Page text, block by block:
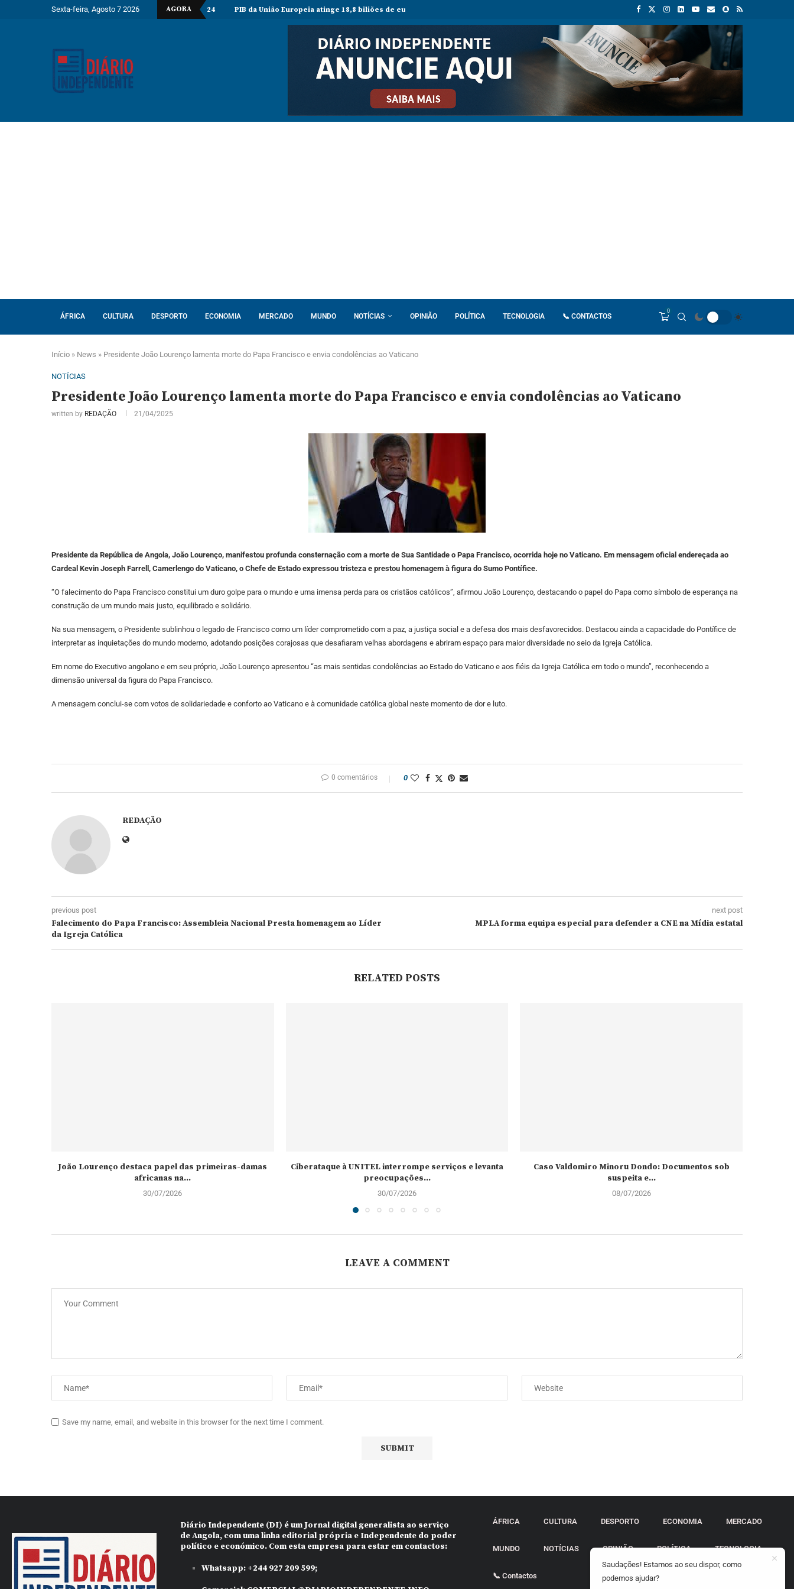
Sexta-feira, Agosto 7 2026 AGORA
perfuração do poço Katambi-2 do bloco 24 PIB da União Europeia atinge 18,8 biliões de euros em 2025 e Alemanha reforça liderança económica Empresas chinesas anunciam investimento de 150
ÁFRICA CULTURA DESPORTO ECONOMIA MERCADO MUNDO NOTÍCIAS OPINIÃO POLÍTICA TECNOLOGIA 📞 CONTACTOS
0
Início » News » Presidente João Lourenço lamenta morte do Papa Francisco e envia condolências ao Vaticano
NOTÍCIAS
Presidente João Lourenço lamenta morte do Papa Francisco e envia condolências ao Vaticano
written by REDAÇÃO 21/04/2025
Presidente da República de Angola, João Lourenço, manifestou profunda consternação com a morte de Sua Santidade o Papa Francisco, ocorrida hoje no Vaticano. Em mensagem oficial endereçada ao
Cardeal Kevin Joseph Farrell, Camerlengo do Vaticano, o Chefe de Estado expressou tristeza e prestou homenagem à figura do Sumo Pontífice.
“O falecimento do Papa Francisco constitui um duro golpe para o mundo e uma imensa perda para os cristãos católicos”, afirmou João Lourenço, destacando o papel do Papa como símbolo de esperança na
construção de um mundo mais justo, equilibrado e solidário.
Na sua mensagem, o Presidente sublinhou o legado de Francisco como um líder comprometido com a paz, a justiça social e a defesa dos mais desfavorecidos. Destacou ainda a capacidade do Pontífice de
interpretar as inquietações do mundo moderno, adotando posições corajosas que desafiaram velhas abordagens e abriram espaço para maior diversidade no seio da Igreja Católica.
Em nome do Executivo angolano e em seu próprio, João Lourenço apresentou “as mais sentidas condolências ao Estado do Vaticano e aos fiéis da Igreja Católica em todo o mundo”, reconhecendo a
dimensão universal da figura do Papa Francisco.
A mensagem conclui-se com votos de solidariedade e conforto ao Vaticano e à comunidade católica global neste momento de dor e luto.
0 comentários 0
REDAÇÃO
previous post
Falecimento do Papa Francisco: Assembleia Nacional Presta homenagem ao Líder
da Igreja Católica
next post
MPLA forma equipa especial para defender a CNE na Mídia estatal
RELATED POSTS
João Lourenço destaca papel das primeiras-damas
africanas na...
30/07/2026
Ciberataque à UNITEL interrompe serviços e levanta
preocupações...
30/07/2026
Caso Valdomiro Minoru Dondo: Documentos sob
suspeita e...
08/07/2026
LEAVE A COMMENT
Save my name, email, and website in this browser for the next time I comment.
Diário Independente (DI) é um Jornal digital generalista ao serviço
de Angola, com uma linha editorial própria e Independente do poder
político e económico. Com esta empresa para estar em contactos:
Whatsapp:+244 927 209 599;
ÁFRICA CULTURA DESPORTO ECONOMIA MERCADO
MUNDO NOTÍCIAS OPINIÃO POLÍTICA TECNOLOGIA
📞 Contactos
Saudações! Estamos ao seu dispor, como
podemos ajudar?